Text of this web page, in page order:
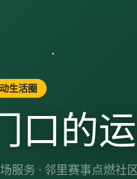
生活圈
的
服务 · 邻里赛事点燃社